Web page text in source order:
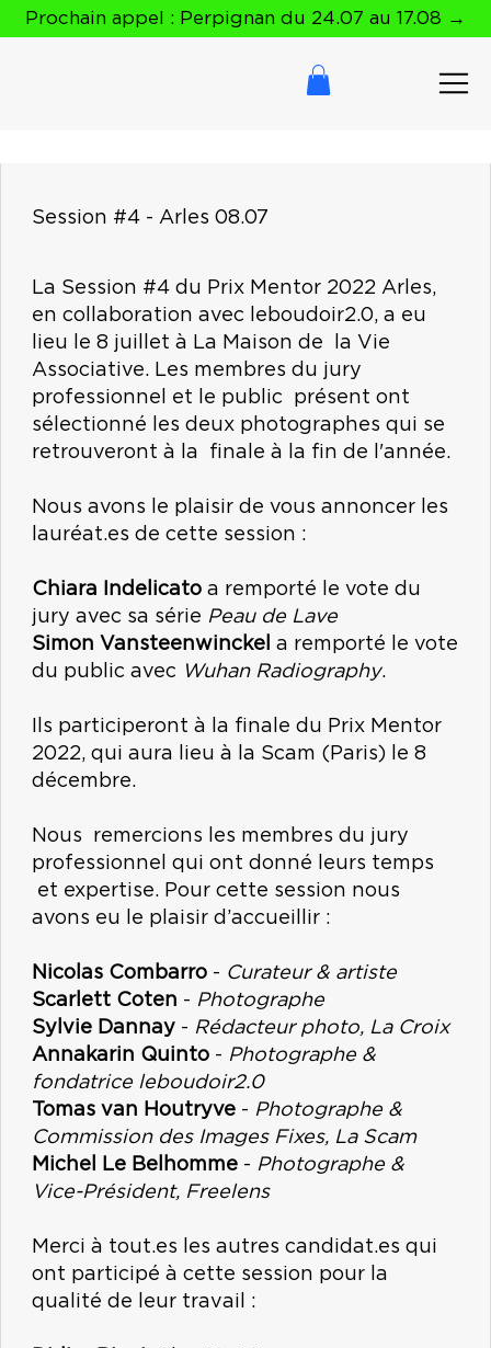
Prochain appel : Perpignan du 24.07 au 17.08 →
Session #4 - Arles 08.07
La Session #4 du Prix Mentor 2022 Arles,
en collaboration avec leboudoir2.0, a eu
lieu le 8 juillet à La Maison de la Vie
Associative. Les membres du jury
professionnel et le public présent ont
sélectionné les deux photographes qui se
retrouveront à la finale à la fin de l'année.
Nous avons le plaisir de vous annoncer les
lauréat.es de cette session :
Chiara Indelicato a remporté le vote du
jury avec sa série Peau de Lave
Simon Vansteenwinckel a remporté le vote
du public avec Wuhan Radiography.
Ils participeront à la finale du Prix Mentor
2022, qui aura lieu à la Scam (Paris) le 8
décembre.
Nous remercions les membres du jury
professionnel qui ont donné leurs temps
et expertise. Pour cette session nous
avons eu le plaisir d’accueillir :
Nicolas Combarro - Curateur & artiste
Scarlett Coten - Photographe
Sylvie Dannay - Rédacteur photo, La Croix
Annakarin Quinto - Photographe &
fondatrice leboudoir2.0
Tomas van Houtryve - Photographe &
Commission des Images Fixes, La Scam
Michel Le Belhomme - Photographe &
Vice-Président, Freelens
Merci à tout.es les autres candidat.es qui
ont participé à cette session pour la
qualité de leur travail :